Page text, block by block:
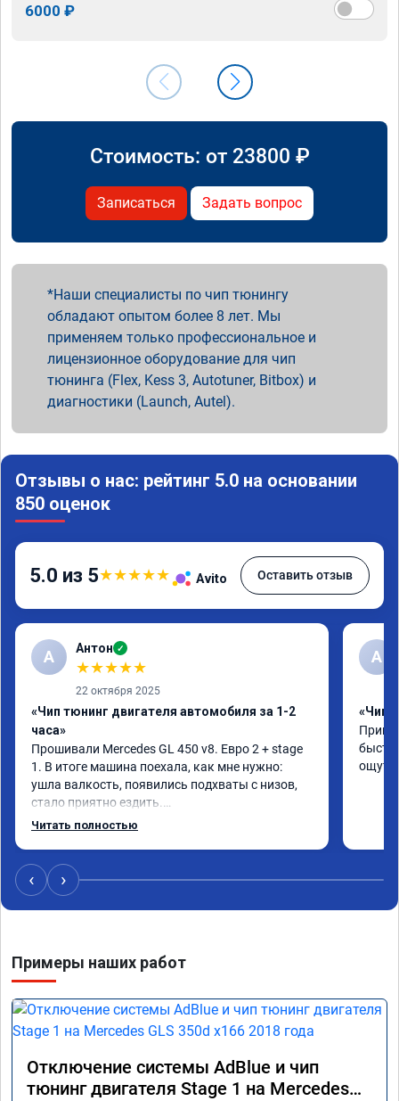
6000 ₽
Стоимость: от 23800 ₽
Записаться Задать вопрос
Наши специалисты по чип тюнингу
обладают опытом более 8 лет. Мы
применяем только профессиональное и
лицензионное оборудование для чип
тюнинга (Flex, Kess 3, Autotuner, Bitbox) и
диагностики (Launch, Autel).
Отзывы о нас: рейтинг 5.0 на основании
850 оценок
5.0 из 5★★★★★ Avito Оставить отзыв
А Антон ✓
★★★★★
22 октября 2025
«Чип тюнинг двигателя автомобиля за 1-2
часа»
Прошивали Mercedes GL 450 v8. Евро 2 + stage
1. В итоге машина поехала, как мне нужно:
ушла валкость, появились подхваты с низов,
стало приятно ездить.
Одни из лучших трат, в авто! 🔥
Читать полностью
A
«Чип
‹ ›
Примеры наших работ
Отключение системы AdBlue и чип
тюнинг двигателя Stage 1 на Mercedes